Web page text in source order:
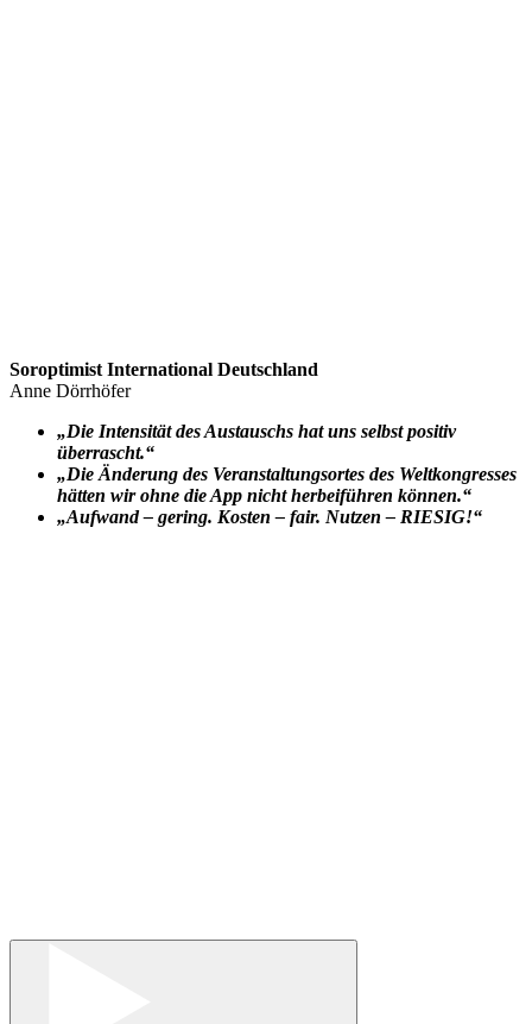
Soroptimist International Deutschland
Anne Dörrhöfer
„Die Intensität des Austauschs hat uns selbst positiv
überrascht.“
„Die Änderung des Veranstaltungsortes des Weltkongresses
hätten wir ohne die App nicht herbeiführen können.“
„Aufwand – gering. Kosten – fair. Nutzen – RIESIG!“